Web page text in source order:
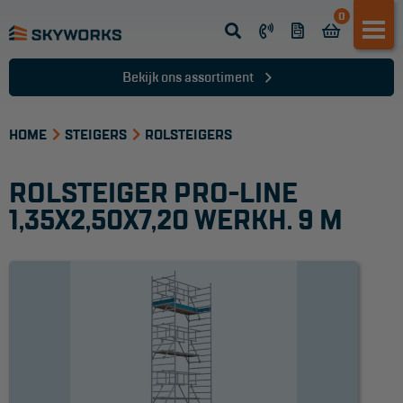
0
Opsteek ladder
Schuifladder
Telescopische ladder
Ladder accessoires
Bekijk ons assortiment
HOME STEIGERS ROLSTEIGERS
ROLSTEIGER PRO-LINE
1,35X2,50X7,20 WERKH. 9 M